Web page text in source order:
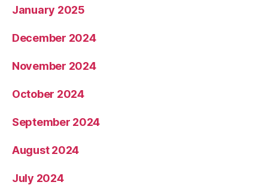
January 2025
December 2024
November 2024
October 2024
September 2024
August 2024
July 2024